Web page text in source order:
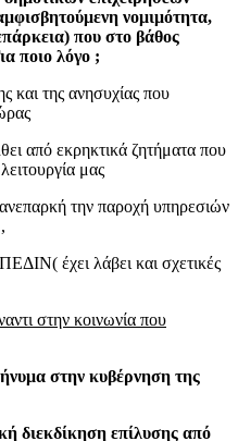
νομιμότητα,
που στο βάθος
ποιο λόγο ;
και της ανησυχίας που
από εκρηκτικά ζητήματα που
μας
την παροχή υπηρεσιών
έχει λάβει και σχετικές
στην κοινωνία που
στην κυβέρνηση της
διεκδίκηση επίλυσης από